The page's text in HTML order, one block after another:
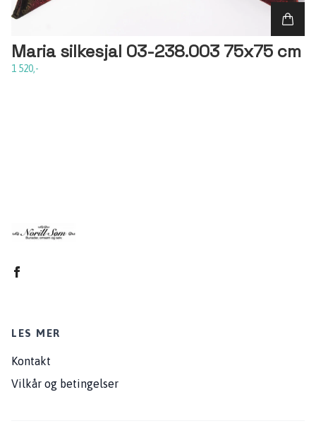
Maria silkesjal 03-238.003 75x75 cm
1 520,-
LES MER
Kontakt
Vilkår og betingelser